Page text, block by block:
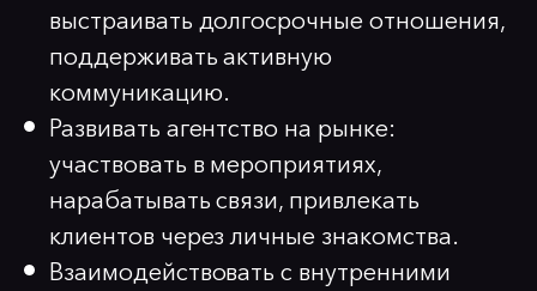
выстраивать долгосрочные отношения,
поддерживать активную
коммуникацию.
Развивать агентство на рынке:
участвовать в мероприятиях,
нарабатывать связи, привлекать
клиентов через личные знакомства.
Взаимодействовать с внутренними